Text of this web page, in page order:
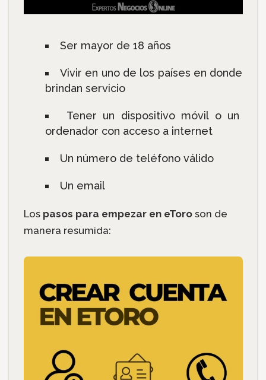
Ser mayor de 18 años
Vivir en uno de los países en donde
brindan servicio
Tener un dispositivo móvil o un
ordenador con acceso a internet
Un número de teléfono válido
Un email
Los pasos para empezar en eToro son de
manera resumida: